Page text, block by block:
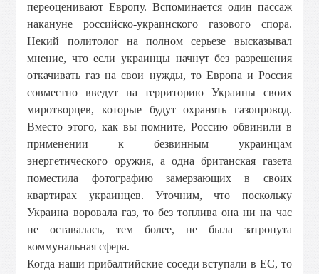
переоценивают Европу. Вспоминается один пассаж
накануне российско-украинского газового спора.
Некий политолог на полном серьезе высказывал
мнение, что если украинцы начнут без разрешения
откачивать газ на свои нужды, то Европа и Россия
совместно введут на территорию Украины своих
миротворцев, которые будут охранять газопровод.
Вместо этого, как вы помните, Россию обвинили в
применении к безвинным украинцам
энергетического оружия, а одна британская газета
поместила фотографию замерзающих в своих
квартирах украинцев. Уточним, что поскольку
Украина воровала газ, то без топлива она ни на час
не оставалась, тем более, не была затронута
коммунальная сфера.
Когда наши прибалтийские соседи вступали в ЕС, то